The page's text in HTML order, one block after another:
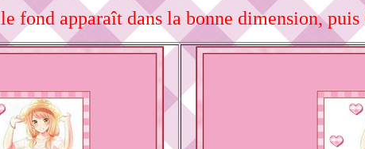
le fond apparaît dans la bonne dimension,